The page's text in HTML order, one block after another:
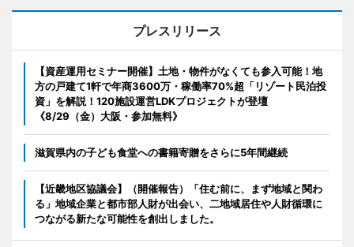
プレスリリース
【資産運用セミナー開催】土地・物件がなくても参入可能！地
方の戸建て1軒で年商3600万・稼働率70%超「リゾート民泊投
資」を解説！120施設運営LDKプロジェクトが登壇
《8/29（金）大阪・参加無料》
滋賀県内の子ども食堂への書籍寄贈をさらに5年間継続
【近畿地区協議会】（開催報告）「住む前に、まず地域と関わ
る」地域企業と都市部人財が出会い、二地域居住や人財循環に
つながる新たな可能性を創出しました。